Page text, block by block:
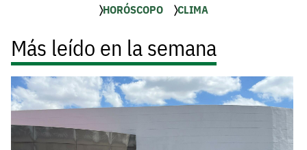
HORÓSCOPO CLIMA
Más leído en la semana